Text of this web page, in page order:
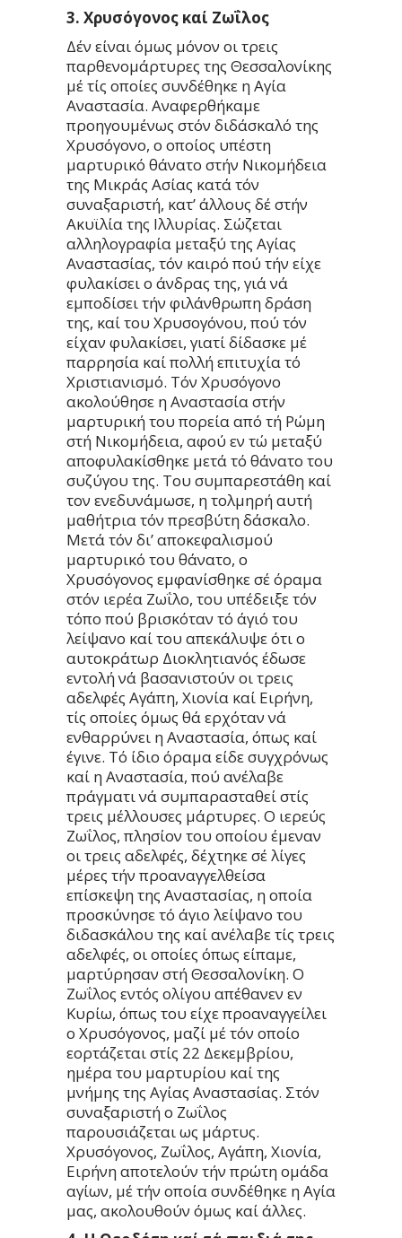
3. Χρυσόγονος καί Ζωΐλος
Δέν είναι όμως μόνον οι τρεις
παρθενομάρτυρες της Θεσσαλονίκης
μέ τίς οποίες συνδέθηκε η Αγία
Αναστασία. Αναφερθήκαμε
προηγουμένως στόν διδάσκαλό της
Χρυσόγονο, ο οποίος υπέστη
μαρτυρικό θάνατο στήν Νικομήδεια
της Μικράς Ασίας κατά τόν
συναξαριστή, κατ’ άλλους δέ στήν
Ακυϊλία της Ιλλυρίας. Σώζεται
αλληλογραφία μεταξύ της Αγίας
Αναστασίας, τόν καιρό πού τήν είχε
φυλακίσει ο άνδρας της, γιά νά
εμποδίσει τήν φιλάνθρωπη δράση
της, καί του Χρυσογόνου, πού τόν
είχαν φυλακίσει, γιατί δίδασκε μέ
παρρησία καί πολλή επιτυχία τό
Χριστιανισμό. Τόν Χρυσόγονο
ακολούθησε η Αναστασία στήν
μαρτυρική του πορεία από τή Ρώμη
στή Νικομήδεια, αφού εν τώ μεταξύ
αποφυλακίσθηκε μετά τό θάνατο του
συζύγου της. Του συμπαρεστάθη καί
τον ενεδυνάμωσε, η τολμηρή αυτή
μαθήτρια τόν πρεσβύτη δάσκαλο.
Μετά τόν δι’ αποκεφαλισμού
μαρτυρικό του θάνατο, ο
Χρυσόγονος εμφανίσθηκε σέ όραμα
στόν ιερέα Ζωΐλο, του υπέδειξε τόν
τόπο πού βρισκόταν τό άγιό του
λείψανο καί του απεκάλυψε ότι ο
αυτοκράτωρ Διοκλητιανός έδωσε
εντολή νά βασανιστούν οι τρεις
αδελφές Αγάπη, Χιονία καί Ειρήνη,
τίς οποίες όμως θά ερχόταν νά
ενθαρρύνει η Αναστασία, όπως καί
έγινε. Τό ίδιο όραμα είδε συγχρόνως
καί η Αναστασία, πού ανέλαβε
πράγματι νά συμπαρασταθεί στίς
τρεις μέλλουσες μάρτυρες. Ο ιερεύς
Ζωΐλος, πλησίον του οποίου έμεναν
οι τρεις αδελφές, δέχτηκε σέ λίγες
μέρες τήν προαναγγελθείσα
επίσκεψη της Αναστασίας, η οποία
προσκύνησε τό άγιο λείψανο του
διδασκάλου της καί ανέλαβε τίς τρεις
αδελφές, οι οποίες όπως είπαμε,
μαρτύρησαν στή Θεσσαλονίκη. Ο
Ζωΐλος εντός ολίγου απέθανεν εν
Κυρίω, όπως του είχε προαναγγείλει
ο Χρυσόγονος, μαζί μέ τόν οποίο
εορτάζεται στίς 22 Δεκεμβρίου,
ημέρα του μαρτυρίου καί της
μνήμης της Αγίας Αναστασίας. Στόν
συναξαριστή ο Ζωΐλος
παρουσιάζεται ως μάρτυς.
Χρυσόγονος, Ζωΐλος, Αγάπη, Χιονία,
Ειρήνη αποτελούν τήν πρώτη ομάδα
αγίων, μέ τήν οποία συνδέθηκε η Αγία
μας, ακολουθούν όμως καί άλλες.